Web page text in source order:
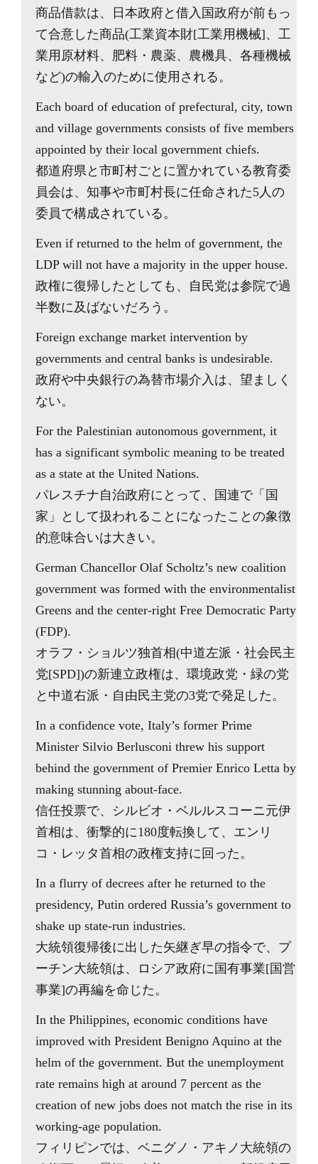
商品借款は、日本政府と借入国政府が前もっ
て合意した商品(工業資本財[工業用機械]、工
業用原材料、肥料・農薬、農機具、各種機械
など)の輸入のために使用される。
Each board of education of prefectural, city, town
and village governments consists of five members
appointed by their local government chiefs.
都道府県と市町村ごとに置かれている教育委
員会は、知事や市町村長に任命された5人の
委員で構成されている。
Even if returned to the helm of government, the
LDP will not have a majority in the upper house.
政権に復帰したとしても、自民党は参院で過
半数に及ばないだろう。
Foreign exchange market intervention by
governments and central banks is undesirable.
政府や中央銀行の為替市場介入は、望ましく
ない。
For the Palestinian autonomous government, it
has a significant symbolic meaning to be treated
as a state at the United Nations.
パレスチナ自治政府にとって、国連で「国
家」として扱われることになったことの象徴
的意味合いは大きい。
German Chancellor Olaf Scholtz’s new coalition
government was formed with the environmentalist
Greens and the center-right Free Democratic Party
(FDP).
オラフ・ショルツ独首相(中道左派・社会民主
党[SPD])の新連立政権は、環境政党・緑の党
と中道右派・自由民主党の3党で発足した。
In a confidence vote, Italy’s former Prime
Minister Silvio Berlusconi threw his support
behind the government of Premier Enrico Letta by
making stunning about-face.
信任投票で、シルビオ・ベルルスコーニ元伊
首相は、衝撃的に180度転換して、エンリ
コ・レッタ首相の政権支持に回った。
In a flurry of decrees after he returned to the
presidency, Putin ordered Russia’s government to
shake up state-run industries.
大統領復帰後に出した矢継ぎ早の指令で、プ
ーチン大統領は、ロシア政府に国有事業[国営
事業]の再編を命じた。
In the Philippines, economic conditions have
improved with President Benigno Aquino at the
helm of the government. But the unemployment
rate remains high at around 7 percent as the
creation of new jobs does not match the rise in its
working-age population.
フィリピンでは、ベニグノ・アキノ大統領の